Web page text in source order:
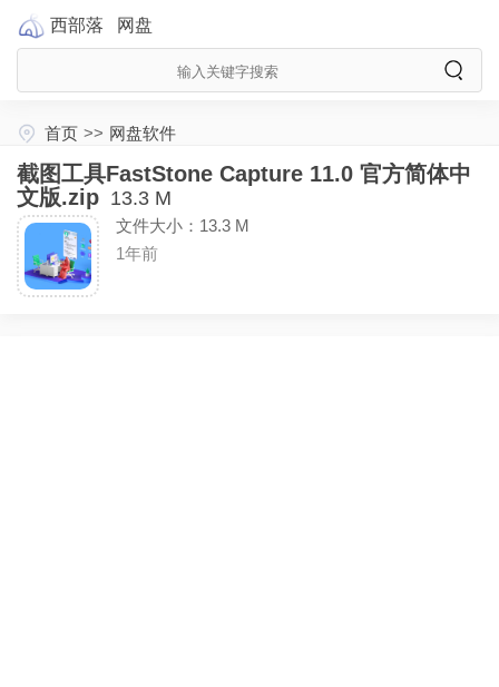
西部落 网盘
首页 >> 网盘软件
截图工具FastStone Capture 11.0 官方简体中
文版.zip 13.3 M
文件大小：13.3 M
1年前